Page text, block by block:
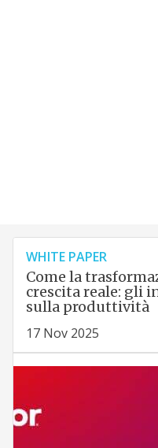
WHITE PAPER
Come la
crescita reale: gli
sulla produttività
17 Nov 2025